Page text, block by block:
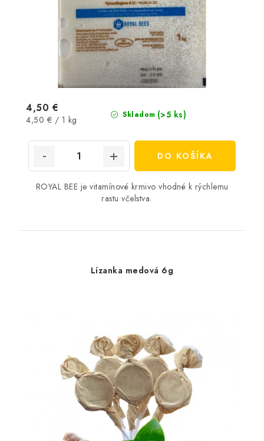
Skladom (>5 ks)
4,50 €
Jednotková
4,50 € / 1 kg
DO KOŠÍKA
ROYAL BEE je vitamínové krmivo vhodné k rýchlemu
rastu včelstva.
Lízanka medová 6g